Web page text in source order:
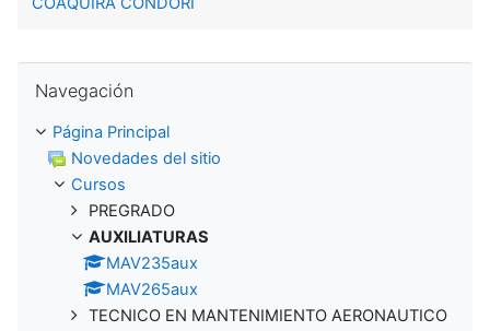
Navegación
Página Principal
Novedades del sitio
Cursos
PREGRADO
AUXILIATURAS
MAV235aux
MAV265aux
TECNICO EN MANTENIMIENTO AERONAUTICO